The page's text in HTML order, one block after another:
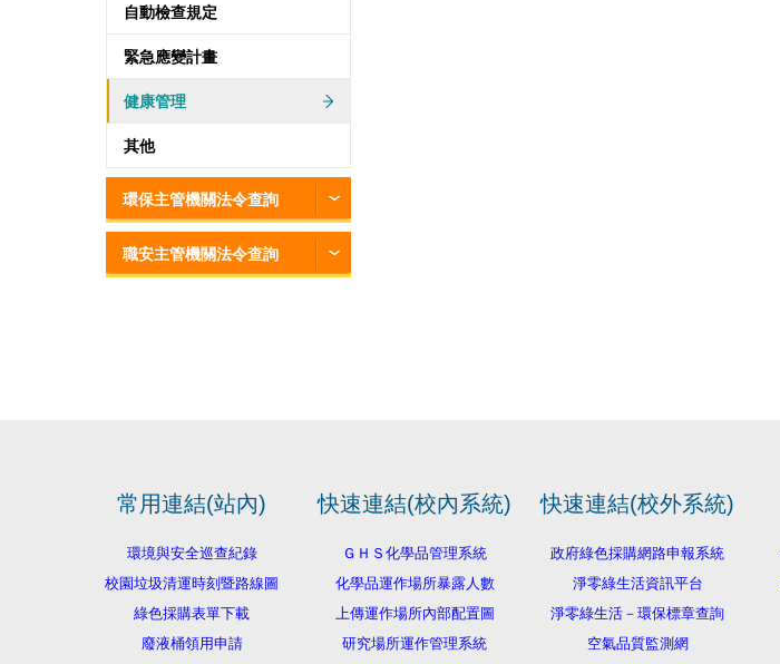
自動檢查規定
緊急應變計畫
健康管理
其他
環保主管機關法令查詢
職安主管機關法令查詢
常用連結(站內)
環境與安全巡查紀錄
校園垃圾清運時刻暨路線圖
綠色採購表單下載
廢液桶領用申請
快速連結(校內系統)
ＧＨＳ化學品管理系統
化學品運作場所暴露人數
上傳運作場所內部配置圖
研究場所運作管理系統
快速連結(校外系統)
政府綠色採購網路申報系統
淨零綠生活資訊平台
淨零綠生活－環保標章查詢
空氣品質監測網